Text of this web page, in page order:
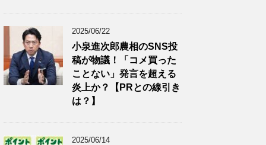
2025/06/22
小泉進次郎農相のSNS投
稿が物議！「コメ買った
ことない」発言を超える
炎上か？【PRとの線引き
は？】
2025/06/14